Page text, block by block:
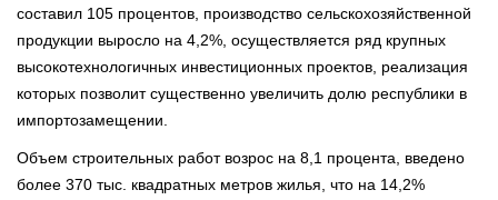
составил 105 процентов, производство сельскохозяйственной
продукции выросло на 4,2%, осуществляется ряд крупных
высокотехнологичных инвестиционных проектов, реализация
которых позволит существенно увеличить долю республики в
импортозамещении.
Объем строительных работ возрос на 8,1 процента, введено
более 370 тыс. квадратных метров жилья, что на 14,2%